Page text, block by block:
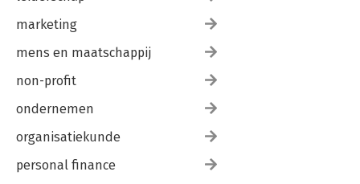
BRONNEN 151
marketing
mens en maatschappij
non-profit
ondernemen
organisatiekunde
personal finance